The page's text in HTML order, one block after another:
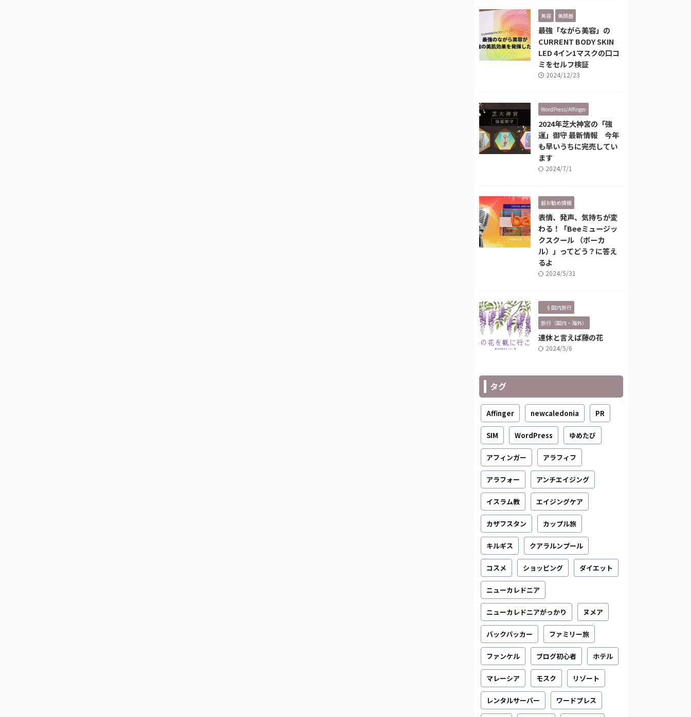
美容 美顔器
最強「ながら美容」の
CURRENT BODY SKIN
LED 4イン1マスクの口コ
ミをセルフ検証
2024/12/23
WordPress/Affinger
2024年芝大神宮の「強
運」御守 最新情報 今年
も早いうちに完売してい
ます
2024/7/1
超お勧め情報
表情、発声、気持ちが変
わる！「Beeミュージッ
クスクール （ボーカ
ル）」ってどう？に答え
るよ
2024/5/31
§国内旅行
旅行（国内・海外）
連休と言えば藤の花
2024/5/6
タグ
Affinger newcaledonia PR
SIM WordPress ゆめたび
アフィンガー アラフィフ
アラフォー アンチエイジング
イスラム教 エイジングケア
カザフスタン カップル旅
キルギス クアラルンプール
コスメ ショッピング ダイエット
ニューカレドニア
ニューカレドニアがっかり ヌメア
バックパッカー ファミリー旅
ファンケル ブログ初心者 ホテル
マレーシア モスク リゾート
レンタルサーバー ワードプレス